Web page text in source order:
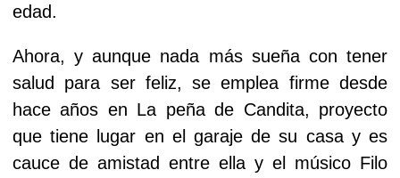
edad.
Ahora, y aunque nada más sueña con tener
salud para ser feliz, se emplea firme desde
hace años en La peña de Candita, proyecto
que tiene lugar en el garaje de su casa y es
cauce de amistad entre ella y el músico Filo